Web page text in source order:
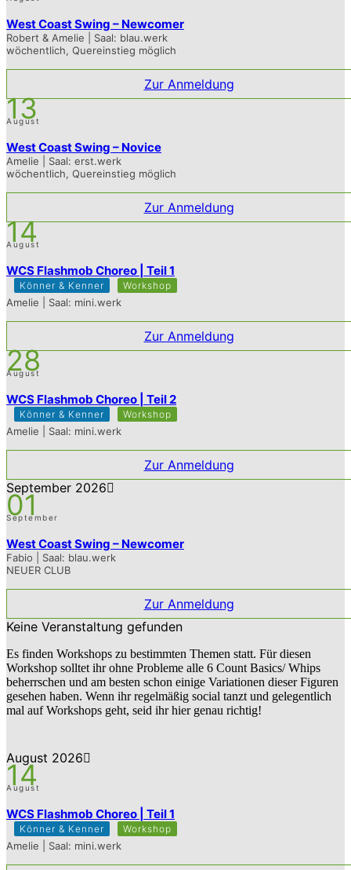
West Coast Swing – Newcomer
Robert & Amelie | Saal: blau.werk
wöchentlich, Quereinstieg möglich
Zur Anmeldung
13
August
West Coast Swing – Novice
Amelie | Saal: erst.werk
wöchentlich, Quereinstieg möglich
Zur Anmeldung
14
August
WCS Flashmob Choreo | Teil 1
Könner & Kenner Workshop
Amelie | Saal: mini.werk
Zur Anmeldung
28
August
WCS Flashmob Choreo | Teil 2
Könner & Kenner Workshop
Amelie | Saal: mini.werk
Zur Anmeldung
September 2026
01
September
West Coast Swing – Newcomer
Fabio | Saal: blau.werk
NEUER CLUB
Zur Anmeldung
Keine Veranstaltung gefunden
Es finden Workshops zu bestimmten Themen statt. Für diesen
Workshop solltet ihr ohne Probleme alle 6 Count Basics/ Whips
beherrschen und am besten schon einige Variationen dieser Figuren
gesehen haben. Wenn ihr regelmäßig social tanzt und gelegentlich
mal auf Workshops geht, seid ihr hier genau richtig!
August 2026
14
August
WCS Flashmob Choreo | Teil 1
Könner & Kenner Workshop
Amelie | Saal: mini.werk